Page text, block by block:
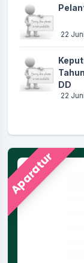
22
DD
22
Aparatur